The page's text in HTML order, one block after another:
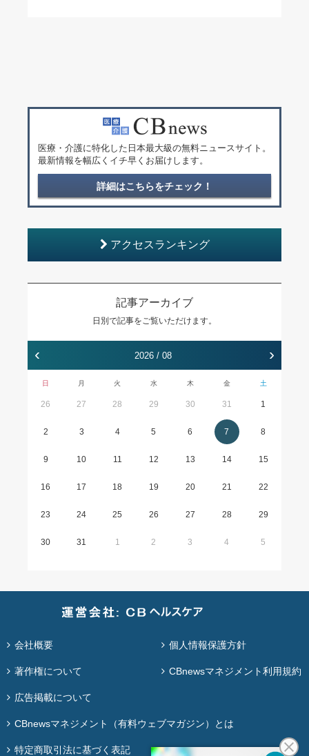
医療・介護に特化した日本最大級の無料ニュースサイト。
最新情報を幅広くイチ早くお届けします。
詳細はこちらをチェック！
アクセスランキング
記事アーカイブ
日別で記事をご覧いただけます。
‹ 2026 / 08 ›
日 月 火 水 木 金 土
26 27 28 29 30 31 1
2 3 4 5 6 7 8
9 10 11 12 13 14 15
16 17 18 19 20 21 22
23 24 25 26 27 28 29
30 31 1 2 3 4 5
会社概要 個人情報保護方針
著作権について CBnewsマネジメント利用規約
広告掲載について
CBnewsマネジメント（有料ウェブマガジン）とは
特定商取引法に基づく表記